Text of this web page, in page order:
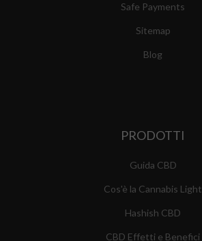
Safe Payments
Sitemap
Blog
PRODOTTI
Guida CBD
Cos'è la Cannabis Light
Hashish CBD
CBD Effetti e Benefici